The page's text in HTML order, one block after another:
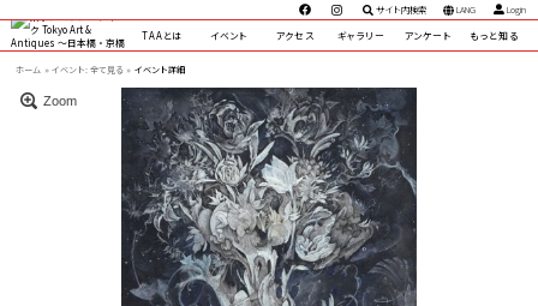
サイト内検索 LANG
Login
TAAとは
イベント アクセス ギャラリー アンケート もっと知る
ホーム イベント:全て見る » イベント詳細
Zoom